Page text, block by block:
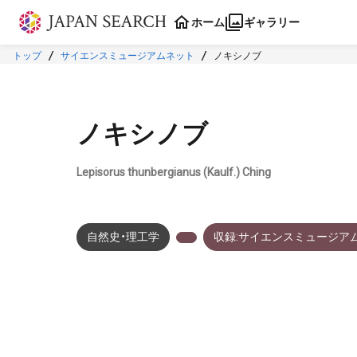
本文に飛ぶ
ホーム ギャラリー
トップ サイエンスミュージアムネット ノキシノブ
ノキシノブ
Lepisorus thunbergianus (Kaulf.) Ching
自然史・理工学 収録:サイエンスミュージア